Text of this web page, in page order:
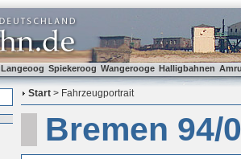
Langeoog Spiekeroog Wangerooge Halligbahnen
Start > Fahrzeugportrait
Bremen 94/